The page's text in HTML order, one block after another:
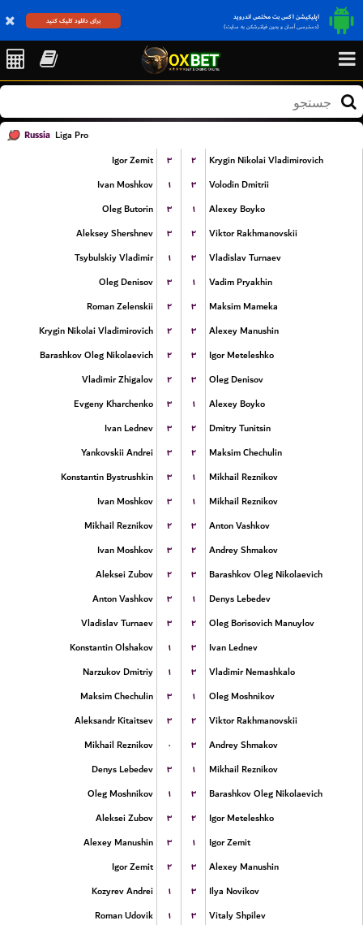
اپلیکیشن اکس بت مختص اندروید
(دسترسی آسان و بدون فیلترشکن به سایت)
برای دانلود کلیک کنید
Russia Liga Pro
Igor Zemit
۳ ۲
Krygin Nikolai Vladimirovich
Ivan Moshkov
۱ ۳
Volodin Dmitrii
Oleg Butorin
۳ ۱
Alexey Boyko
Aleksey Shershnev
۳ ۲
Viktor Rakhmanovskii
Tsybulskiy Vladimir
۱ ۳
Vladislav Turnaev
Oleg Denisov
۳ ۱
Vadim Pryakhin
Roman Zelenskii
۲ ۳
Maksim Mameka
Krygin Nikolai Vladimirovich
۲ ۳
Alexey Manushin
Barashkov Oleg Nikolaevich
۲ ۳
Igor Meteleshko
Vladimir Zhigalov
۲ ۳
Oleg Denisov
Evgeny Kharchenko
۳ ۱
Alexey Boyko
Ivan Lednev
۳ ۲
Dmitry Tunitsin
Yankovskii Andrei
۳ ۲
Maksim Chechulin
Konstantin Bystrushkin
۳ ۱
Mikhail Reznikov
Ivan Moshkov
۳ ۱
Mikhail Reznikov
Mikhail Reznikov
۲ ۳
Anton Vashkov
Ivan Moshkov
۳ ۲
Andrey Shmakov
Aleksei Zubov
۲ ۳
Barashkov Oleg Nikolaevich
Anton Vashkov
۳ ۱
Denys Lebedev
Vladislav Turnaev
۳ ۲
Oleg Borisovich Manuylov
Konstantin Olshakov
۱ ۳
Ivan Lednev
Narzukov Dmitriy
۱ ۳
Vladimir Nemashkalo
Maksim Chechulin
۳ ۱
Oleg Moshnikov
Aleksandr Kitaitsev
۳ ۲
Viktor Rakhmanovskii
Mikhail Reznikov
۰ ۳
Andrey Shmakov
Denys Lebedev
۳ ۱
Mikhail Reznikov
Oleg Moshnikov
۱ ۳
Barashkov Oleg Nikolaevich
Aleksei Zubov
۳ ۲
Igor Meteleshko
Alexey Manushin
۳ ۱
Igor Zemit
Igor Zemit
۲ ۳
Alexey Manushin
Kozyrev Andrei
۱ ۳
Ilya Novikov
Roman Udovik
۱ ۳
Vitaly Shpilev